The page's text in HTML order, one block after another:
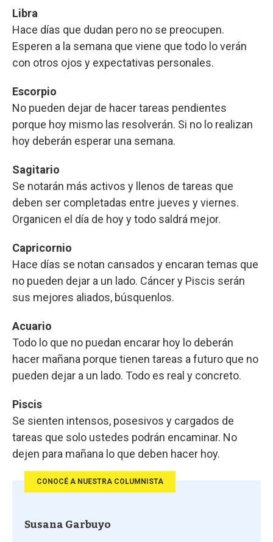
Libra
Hace días que dudan pero no se preocupen.
Esperen a la semana que viene que todo lo verán
con otros ojos y expectativas personales.
Escorpio
No pueden dejar de hacer tareas pendientes
porque hoy mismo las resolverán. Si no lo realizan
hoy deberán esperar una semana.
Sagitario
Se notarán más activos y llenos de tareas que
deben ser completadas entre jueves y viernes.
Organicen el día de hoy y todo saldrá mejor.
Capricornio
Hace días se notan cansados y encaran temas que
no pueden dejar a un lado. Cáncer y Piscis serán
sus mejores aliados, búsquenlos.
Acuario
Todo lo que no puedan encarar hoy lo deberán
hacer mañana porque tienen tareas a futuro que no
pueden dejar a un lado. Todo es real y concreto.
Piscis
Se sienten intensos, posesivos y cargados de
tareas que solo ustedes podrán encaminar. No
dejen para mañana lo que deben hacer hoy.
CONOCÉ A NUESTRA COLUMNISTA
Susana Garbuyo